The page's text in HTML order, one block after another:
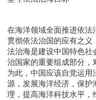
在海洋领域全面推进依
贯彻依法治国的应有之
法治海是建设中国特色
治国家的重要组成部分，
为此，中国应该自觉运
源，发展海洋经济，保
理，提高海洋科技水平，